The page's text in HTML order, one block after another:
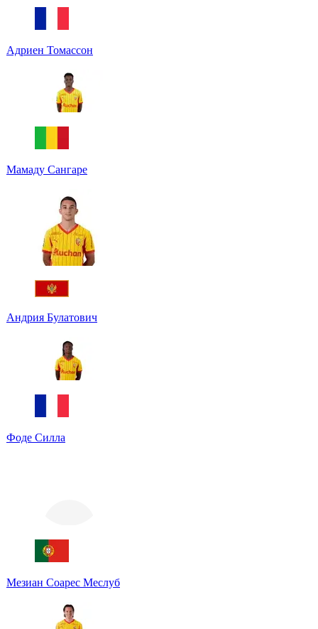
Адриен Томассон
Мамаду Сангаре
Андрия Булатович
Фоде Силла
Мезиан Соарес Меслуб